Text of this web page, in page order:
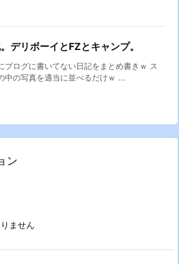
デリボーイとFZとキャンプ。
ブログに書いてない日記をまとめ書きｗ ス
中の写真を適当に並べるだけｗ ...
ン
ません